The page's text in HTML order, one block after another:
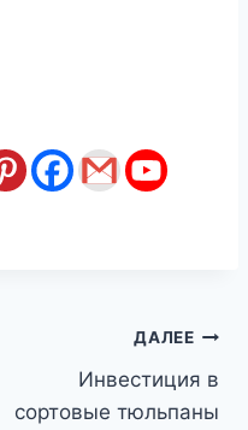
ДАЛЕЕ
Инвестиция в
сортовые тюльпаны